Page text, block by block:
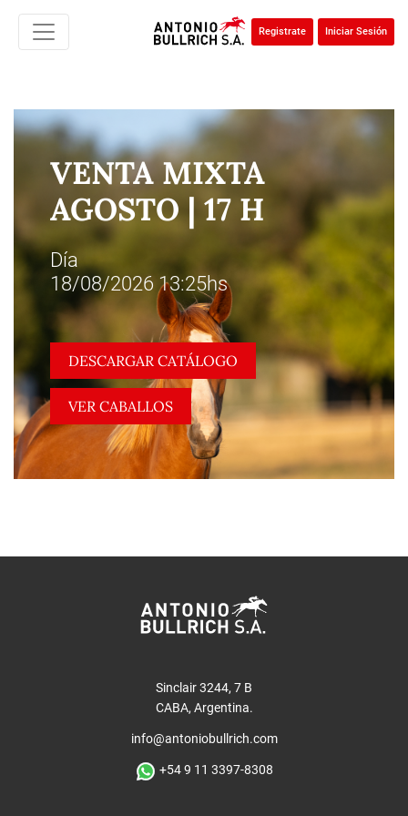
Registrate Iniciar Sesión
VENTA MIXTA
AGOSTO | 17 H
Día
18/08/2026 13:25hs
DESCARGAR CATÁLOGO
VER CABALLOS
Sinclair 3244, 7 B
CABA, Argentina.
info@antoniobullrich.com
+54 9 11 3397-8308